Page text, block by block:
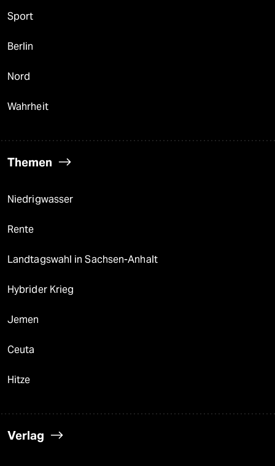
Sport
Berlin
Nord
Wahrheit
Themen
Niedrigwasser
Rente
Landtagswahl in Sachsen-Anhalt
Hybrider Krieg
Jemen
Ceuta
Hitze
Verlag